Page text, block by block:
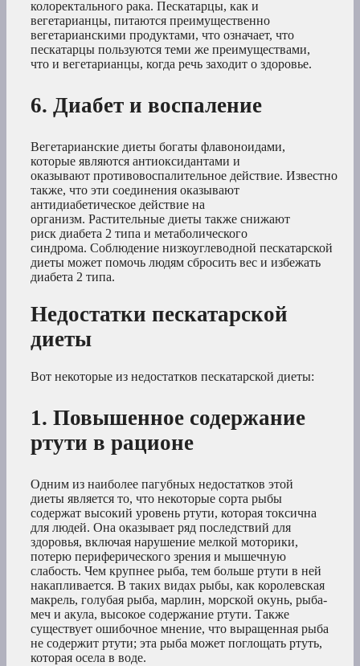
колоректального рака. Пескатарцы, как и
вегетарианцы, питаются преимущественно
вегетарианскими продуктами, что означает, что
пескатарцы пользуются теми же преимуществами,
что и вегетарианцы, когда речь заходит о здоровье.
6. Диабет и воспаление
Вегетарианские диеты богаты флавоноидами,
которые являются антиоксидантами и
оказывают противовоспалительное действие. Известно
также, что эти соединения оказывают
антидиабетическое действие на
организм. Растительные диеты также снижают
риск диабета 2 типа и метаболического
синдрома. Соблюдение низкоуглеводной пескатарской
диеты может помочь людям сбросить вес и избежать
диабета 2 типа.
Недостатки пескатарской
диеты
Вот некоторые из недостатков пескатарской диеты:
1. Повышенное содержание
ртути в рационе
Одним из наиболее пагубных недостатков этой
диеты является то, что некоторые сорта рыбы
содержат высокий уровень ртути, которая токсична
для людей. Она оказывает ряд последствий для
здоровья, включая нарушение мелкой моторики,
потерю периферического зрения и мышечную
слабость. Чем крупнее рыба, тем больше ртути в ней
накапливается. В таких видах рыбы, как королевская
макрель, голубая рыба, марлин, морской окунь, рыба-
меч и акула, высокое содержание ртути. Также
существует ошибочное мнение, что выращенная рыба
не содержит ртути; эта рыба может поглощать ртуть,
которая осела в воде.